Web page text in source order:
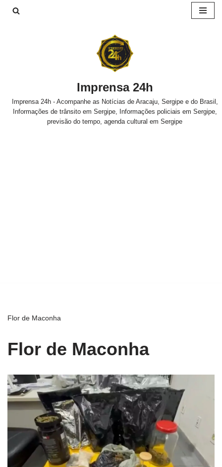
Imprensa 24h
Imprensa 24h - Acompanhe as Notícias de Aracaju, Sergipe e do Brasil,
Informações de trânsito em Sergipe, Informações policiais em Sergipe,
previsão do tempo, agenda cultural em Sergipe
Flor de Maconha
Flor de Maconha